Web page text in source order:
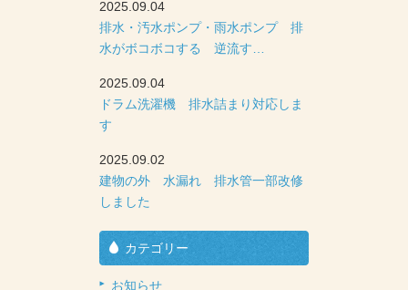
2025.09.04
排水・汚水ポンプ・雨水ポンプ 排
水がボコボコする 逆流す…
2025.09.04
ドラム洗濯機 排水詰まり対応しま
す
2025.09.02
建物の外 水漏れ 排水管一部改修
しました
カテゴリー
お知らせ